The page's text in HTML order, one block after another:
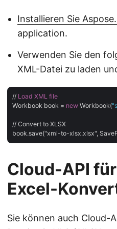
Installieren Sie
application.
Verwenden Sie den
XML-Datei zu laden
// Load XML file
Workbook book = new Workbook(
// Convert to XLSX
Cloud-API
Excel-
Sie können auch Cloud-